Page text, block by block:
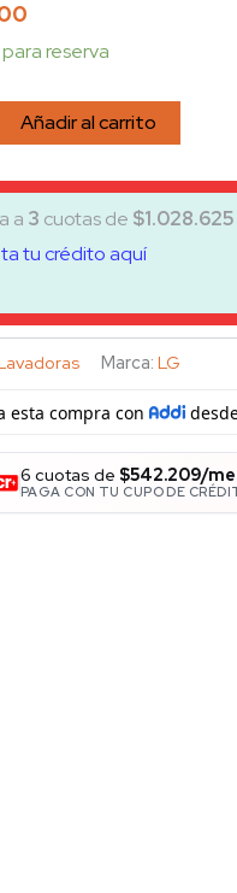
reserva
Añadir al carrito
a 3 cuotas de $1.028.625
tu crédito aquí
Marca: LG
6 cuotas de $542.209/
PAGA CON TU CUPO DE